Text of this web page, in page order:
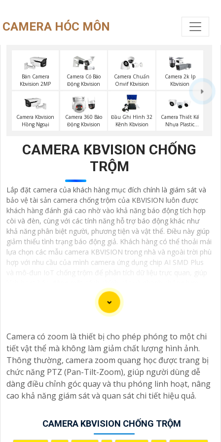
CAMERA HÓC MÔN
Bán Camera
Kbvision 2MP
Camera Có Báo
Động Kbvision
Camera Chuẩn
Onvif Kbvision
Camera 2k Ip
Kbvision
Camera Kbvision
Hồng Ngoại
Camera 360 Báo
Động Kbvision
Đầu Ghi Hình 32
Kênh Kbvision
Camera Thiết Kế
Nhựa Plastic
CAMERA KBVISION CHỐNG
TRỘM
Lắp đặt camera của khách hàng mục đích chính là giám sát và
bảo vệ tài sản camera chống trộm của KBVISION luôn được
khách hàng đánh giá cao nhờ vào khả năng báo động tích hợp
còi và đèn, cùng với các tính năng hỗ trợ báo động khác như
khả năng phân biệt người, phương tiện và vật thể. Điều này giúp
giảm thiểu tình trạng báo động giả. Khách hàng có thể thoải mái
lựa chọn các mẫu camera KBVISION trong nhà và ngoài trời phù
hợp với nhu cầu của mình camera ứng dụng chip AI SMD Plus
và mô-đun IoT chống trộm để phân tích dữ liệu trực quan, giúp
Một số dòng camera KBVISION chống trộm cao cấp còn được
trang bị loa và đèn nháy sáng mang tính răn đe hiệu quả.
Camera KBVISION chống trộm với chất lượng hình ảnh sắc nét,
Chào bạn, dưới đây là một số câu giới thiệu cho việc
mua Camera Kbvision với chiết khấu cao và giải pháp
phù hợp trong ngữ cảnh của một đại lý công nghệ:
với chiết khấu hấp dẫn? Hãy đến với chúng tôi để nhận
ưu đãi đặc biệt và được tư vấn về giải pháp chính xác
Camera có zoom là thiết bị cho phép phóng to một chi
tiết vật thể mà không làm giảm chất lượng hình ảnh.
Thông thường, camera zoom quang học được trang bị
chức năng PTZ (Pan-Tilt-Zoom), giúp người dùng dễ
dàng điều chỉnh góc quay và thu phóng linh hoạt, nâng
cao khả năng giám sát và quan sát chi tiết hiệu quả.
CAMERA KBVISION CHỐNG TRỘM